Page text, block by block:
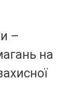
–
на